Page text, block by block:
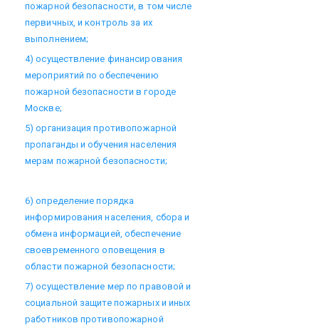
пожарной безопасности, в том числе
первичных, и контроль за их
выполнением;
4) осуществление финансирования
мероприятий по обеспечению
пожарной безопасности в городе
Москве;
5) организация противопожарной
пропаганды и обучения населения
мерам пожарной безопасности;
6) определение порядка
информирования населения, сбора и
обмена информацией, обеспечение
своевременного оповещения в
области пожарной безопасности;
7) осуществление мер по правовой и
социальной защите пожарных и иных
работников противопожарной